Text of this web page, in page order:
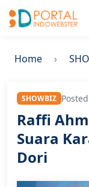
Home
SHOWBIZ
Raffi
Suara
Dori